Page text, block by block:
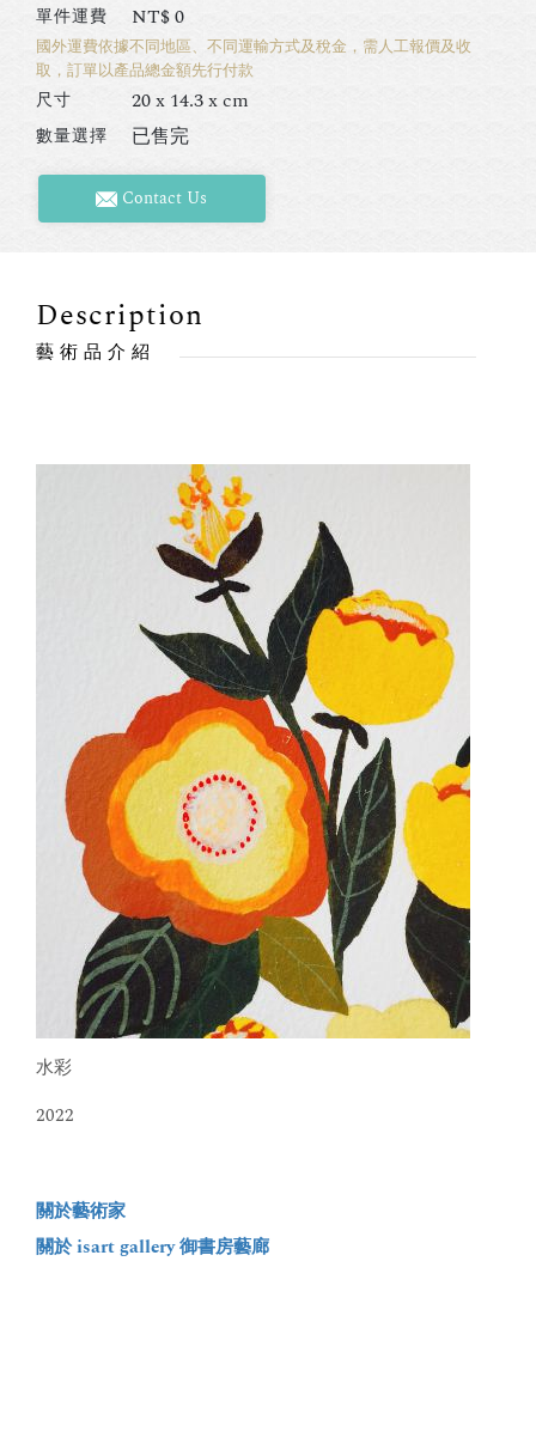
單件運費 NT$0
國外運費依據不同地區、不同運輸方式及稅金，需人工報價及收
取，訂單以產品總金額先行付款
尺寸 20 x 14.3 x cm
數量選擇 已售完
Contact Us
Description
藝術品介紹
水彩
2022
關於藝術家
關於 isart gallery 御書房藝廊